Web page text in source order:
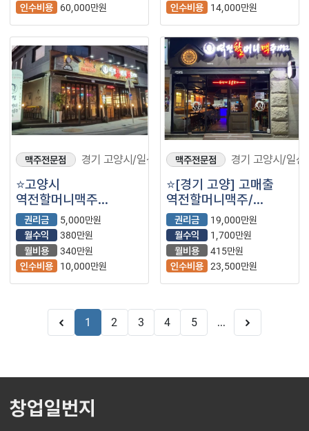
인수비용
60,000만원
인수비용
14,000만원
맥주전문점 경기 고양시/일산
⭐️고양시
역전할머니맥주
양도양수/ 28평/
권리저렴하게
나왔습니다 ⭐️
권리금
5,000만원
월수익
380만원
월비용
340만원
인수비용
10,000만원
맥주전문점 경기 고양시/일산
⭐️[경기 고양] 고매출
역전할머니맥주/
월매출5천/ 안정적으로
자리잡힌 매장⭐️
권리금
19,000만원
월수익
1,700만원
월비용
415만원
인수비용 23,500만원
1 2 3 4 5 ...
창업일번지